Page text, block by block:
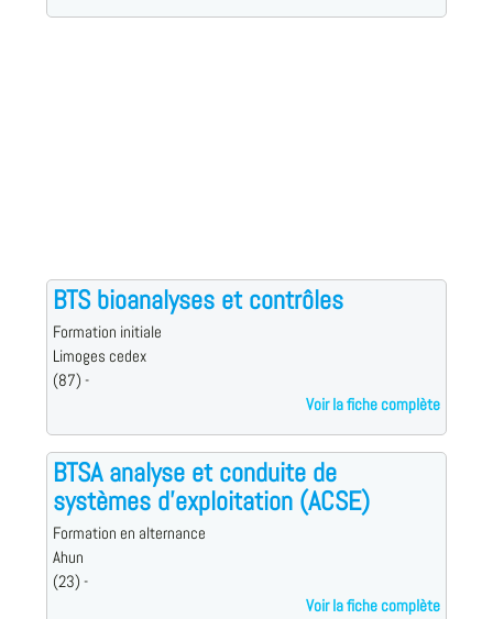
BTS bioanalyses et contrôles
Formation initiale
Limoges cedex
(87) -
Voir la fiche complète
BTSA analyse et conduite de
systèmes d'exploitation (ACSE)
Formation en alternance
Ahun
(23) -
Voir la fiche complète